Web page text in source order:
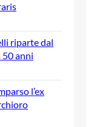
riparte dal
50 anni
l’ex